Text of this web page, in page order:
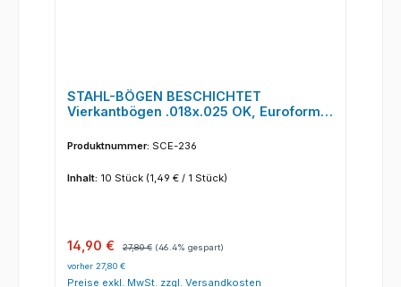
STAHL-BÖGEN BESCHICHTET
Vierkantbögen .018x.025 OK, Euroform I
Produktnummer: SCE-236
Inhalt: 10 Stück (1,49 € / 1 Stück)
Verkaufspreis:
14,90 € 27,80 € (46.4% gespart)
vorher 27,80 €
Preise exkl. MwSt. zzgl. Versandkosten